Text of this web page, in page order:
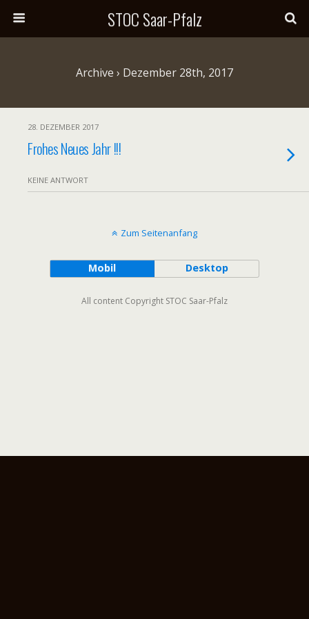
STOC Saar-Pfalz
Archive › Dezember 28th, 2017
28. DEZEMBER 2017
Frohes Neues Jahr !!!
KEINE ANTWORT
Zum Seitenanfang
Mobil Desktop
All content Copyright STOC Saar-Pfalz